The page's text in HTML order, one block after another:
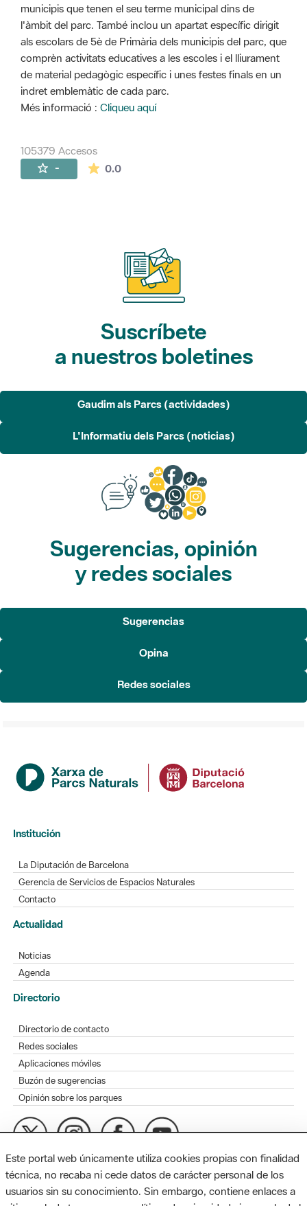
municipis que tenen el seu terme municipal dins de
l'àmbit del parc. També inclou un apartat específic dirigit
als escolars de 5è de Primària dels municipis del parc, que
comprèn activitats educatives a les escoles i el lliurament
de material pedagògic específic i unes festes finals en un
indret emblemàtic de cada parc.
Més informació : Cliqueu aquí
105379 Accesos
- 0.0La valoración media es de 0 estrellas de
Suscríbete
a nuestros boletines
Gaudim als Parcs (actividades)
L'Informatiu dels Parcs (noticias)
Sugerencias, opinión
y redes sociales
Sugerencias
Opina
Redes sociales
Institución
La Diputación de Barcelona
Gerencia de Servicios de Espacios Naturales
Contacto
Actualidad
Noticias
Agenda
Directorio
Directorio de contacto
Redes sociales
Aplicaciones móviles
Buzón de sugerencias
Opinión sobre los parques
MAPA WEB AVISO LEGAL ACCESIBILIDAD
Diputación de Barcelona. Edifici Llacuna, 1a planta. Badajoz, 49.
Este portal web únicamente utiliza cookies propias con finalidad
técnica, no recaba ni cede datos de carácter personal de los
usuarios sin su conocimiento. Sin embargo, contiene enlaces a